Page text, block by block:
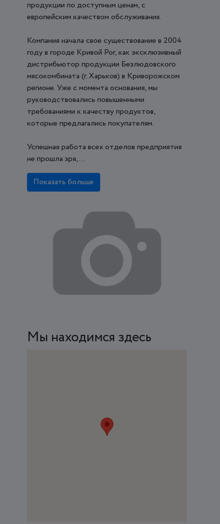
продукции по доступным ценам, с
европейским качеством обслуживания.
Компания начала свое существование в 2004
году в городе Кривой Рог, как эксклюзивный
дистрибьютор продукции Безлюдовского
мясокомбината (г. Харьков) в Криворожском
регионе. Уже с момента основания, мы
руководствовались повышенными
требованиями к качеству продуктов,
которые предлагались покупателям.
Успешная работа всех отделов предприятия
не прошла зря, ...
Показать больше
Мы находимся здесь